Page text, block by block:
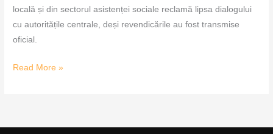
locală și din sectorul asistenței sociale reclamă lipsa dialogului
cu autoritățile centrale, deși revendicările au fost transmise
oficial.
Read More »